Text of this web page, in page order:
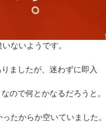
ないようです。
ましたが、迷わずに即入
ので何とかなるだろうと。
たからか空いていました。